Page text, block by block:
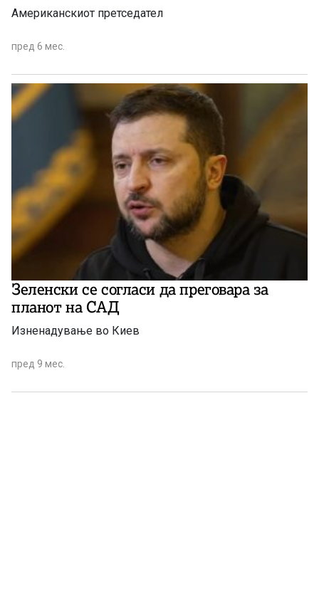
Американскиот претседател
пред 6 мес.
Зеленски се согласи да преговара за
планот на САД
Изненадување во Киев
пред 9 мес.